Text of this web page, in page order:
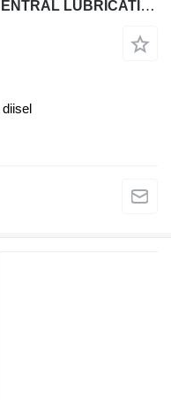
Kobelco SK 140 SR LC-7 AC / CENTRAL LUBRICATION / STEELWRIST ROTO
diisel